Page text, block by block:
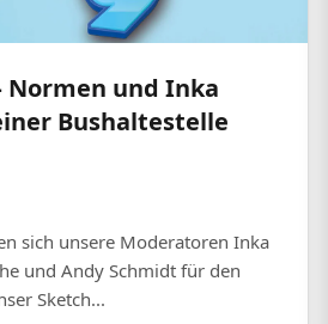
Normen und Inka
Bushaltestelle
sich unsere Moderatoren Inka
und Andy Schmidt für den
Sketch...